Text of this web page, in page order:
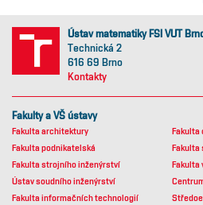
Ústav matematiky FSI VUT
Technická 2
616 69 Brno
Kontakty
Fakulty a VŠ ústavy
Fakulta architektury
Fakulta
Fakulta podnikatelská
Fakulta
Fakulta strojního inženýrství
Fakulta
Ústav soudního inženýrství
Fakulta informačních technologií